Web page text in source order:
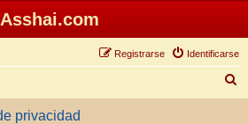
Asshai.com
Identificarse
Registrarse
u
privacidad